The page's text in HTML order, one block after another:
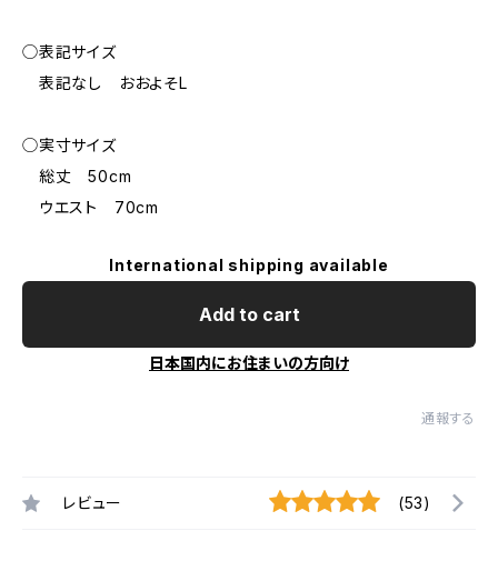
◯表記サイズ
表記なし おおよそL
◯実寸サイズ
総丈 50cm
ウエスト 70cm
International shipping available
Add to cart
日本国内にお住まいの方向け
通報する
レビュー (53)